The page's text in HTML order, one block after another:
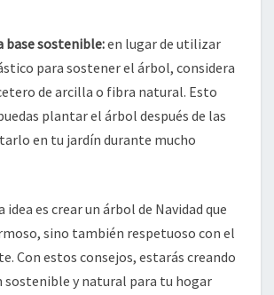
base sostenible:en lugar de utilizar
para sostener el árbol, considera
de arcilla o fibra natural. Esto
plantar el árbol después de las
en tu jardín durante mucho
idea es crear un árbol de Navidad que
sino también respetuoso con el
Con estos consejos, estarás creando
sostenible y natural para tu hogar